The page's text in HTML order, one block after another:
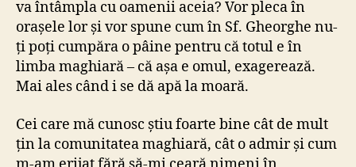
va întâmpla cu oamenii aceia? Vor pleca în
orașele lor și vor spune cum în Sf. Gheorghe nu-
ți poți cumpăra o pâine pentru că totul e în
limba maghiară – că așa e omul, exagerează.
Mai ales când i se dă apă la moară.
Cei care mă cunosc știu foarte bine cât de mult
țin la comunitatea maghiară, cât o admir și cum